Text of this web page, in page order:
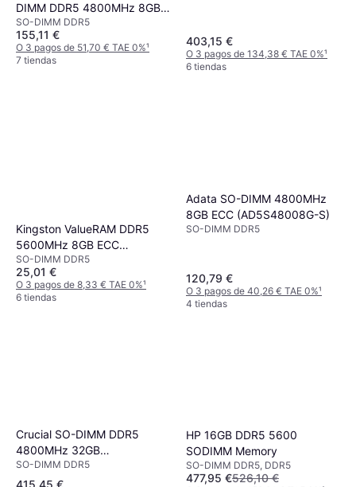
DIMM DDR5 4800MHz 8GB
(KF548S38IB-8)
SO-DIMM DDR5
155,11 €
O 3 pagos de 51,70 € TAE 0%¹
7 tiendas
403,15 €
O 3 pagos de 134,38 € TAE 0%¹
6 tiendas
Kingston ValueRAM DDR5
5600MHz 8GB ECC
(KVR56S46BS6-8)
SO-DIMM DDR5
25,01 €
O 3 pagos de 8,33 € TAE 0%¹
6 tiendas
Adata SO-DIMM 4800MHz
8GB ECC (AD5S48008G-S)
SO-DIMM DDR5
120,79 €
O 3 pagos de 40,26 € TAE 0%¹
4 tiendas
Crucial SO-DIMM DDR5
4800MHz 32GB
(CT32G48C40S5)
SO-DIMM DDR5
415,45 €
HP 16GB DDR5 5600
SODIMM Memory
SO-DIMM DDR5, DDR5
477,95 €526,10 €